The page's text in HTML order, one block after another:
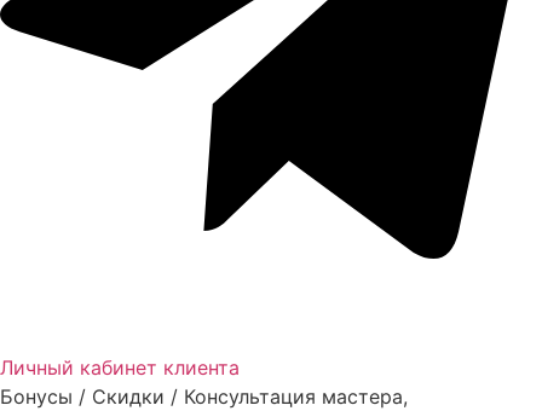
Личный кабинет клиента
Бонусы / Скидки / Консультация мастера,